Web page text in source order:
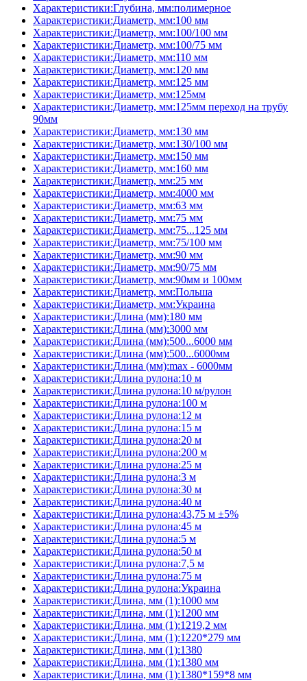
Характеристики:Глубина, мм:полимерное
Характеристики:Диаметр, мм:100 мм
Характеристики:Диаметр, мм:100/100 мм
Характеристики:Диаметр, мм:100/75 мм
Характеристики:Диаметр, мм:110 мм
Характеристики:Диаметр, мм:120 мм
Характеристики:Диаметр, мм:125 мм
Характеристики:Диаметр, мм:125мм
Характеристики:Диаметр, мм:125мм переход на трубу
90мм
Характеристики:Диаметр, мм:130 мм
Характеристики:Диаметр, мм:130/100 мм
Характеристики:Диаметр, мм:150 мм
Характеристики:Диаметр, мм:160 мм
Характеристики:Диаметр, мм:25 мм
Характеристики:Диаметр, мм:4000 мм
Характеристики:Диаметр, мм:63 мм
Характеристики:Диаметр, мм:75 мм
Характеристики:Диаметр, мм:75...125 мм
Характеристики:Диаметр, мм:75/100 мм
Характеристики:Диаметр, мм:90 мм
Характеристики:Диаметр, мм:90/75 мм
Характеристики:Диаметр, мм:90мм и 100мм
Характеристики:Диаметр, мм:Польша
Характеристики:Диаметр, мм:Украина
Характеристики:Длина (мм):180 мм
Характеристики:Длина (мм):3000 мм
Характеристики:Длина (мм):500...6000 мм
Характеристики:Длина (мм):500...6000мм
Характеристики:Длина (мм):max - 6000мм
Характеристики:Длина рулона:10 м
Характеристики:Длина рулона:10 м/рулон
Характеристики:Длина рулона:100 м
Характеристики:Длина рулона:12 м
Характеристики:Длина рулона:15 м
Характеристики:Длина рулона:20 м
Характеристики:Длина рулона:200 м
Характеристики:Длина рулона:25 м
Характеристики:Длина рулона:3 м
Характеристики:Длина рулона:30 м
Характеристики:Длина рулона:40 м
Характеристики:Длина рулона:43,75 м ±5%
Характеристики:Длина рулона:45 м
Характеристики:Длина рулона:5 м
Характеристики:Длина рулона:50 м
Характеристики:Длина рулона:7,5 м
Характеристики:Длина рулона:75 м
Характеристики:Длина рулона:Украина
Характеристики:Длина, мм (1):1000 мм
Характеристики:Длина, мм (1):1200 мм
Характеристики:Длина, мм (1):1219,2 мм
Характеристики:Длина, мм (1):1220*279 мм
Характеристики:Длина, мм (1):1380
Характеристики:Длина, мм (1):1380 мм
Характеристики:Длина, мм (1):1380*159*8 мм